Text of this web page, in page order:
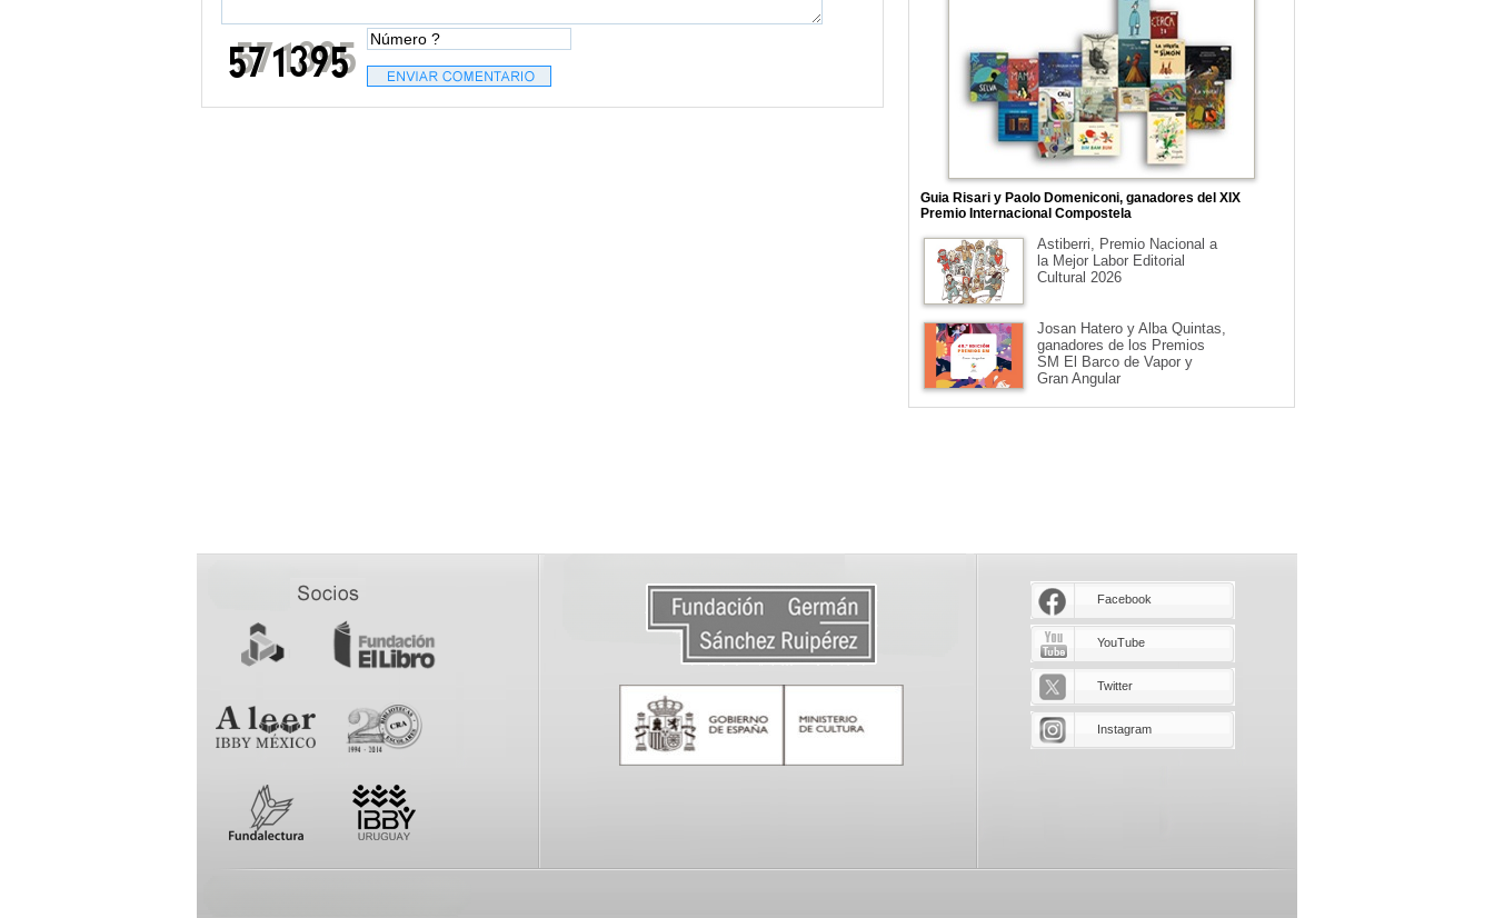
Guia Risari y Paolo Domeniconi, ganadores del XIX
Premio Internacional Compostela
Astiberri, Premio Nacional a
la Mejor Labor Editorial
Cultural 2026
Josan Hatero y Alba Quintas,
ganadores de los Premios
SM El Barco de Vapor y
Gran Angular
Facebook
YouTube
Twitter
Instagram